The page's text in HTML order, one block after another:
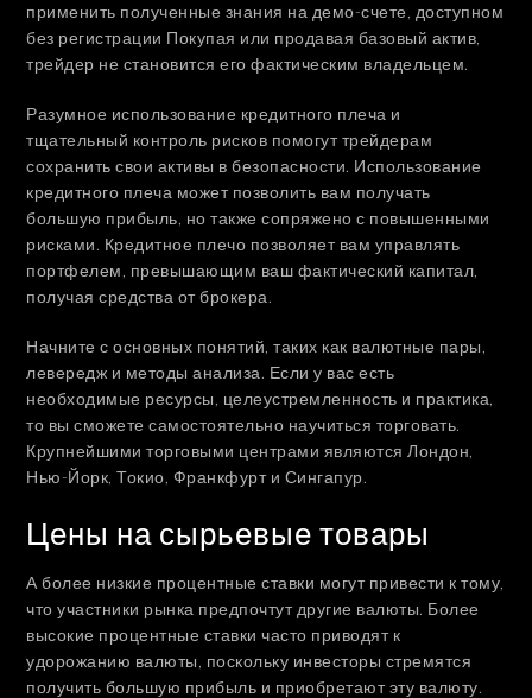
применить полученные знания на демо-счете, доступном
без регистрации Покупая или продавая базовый актив,
трейдер не становится его фактическим владельцем.
Разумное использование кредитного плеча и
тщательный контроль рисков помогут трейдерам
сохранить свои активы в безопасности. Использование
кредитного плеча может позволить вам получать
большую прибыль, но также сопряжено с повышенными
рисками. Кредитное плечо позволяет вам управлять
портфелем, превышающим ваш фактический капитал,
получая средства от брокера.
Начните с основных понятий, таких как валютные пары,
левередж и методы анализа. Если у вас есть
необходимые ресурсы, целеустремленность и практика,
то вы сможете самостоятельно научиться торговать.
Крупнейшими торговыми центрами являются Лондон,
Нью-Йорк, Токио, Франкфурт и Сингапур.
Цены на сырьевые товары
А более низкие процентные ставки могут привести к тому,
что участники рынка предпочтут другие валюты. Более
высокие процентные ставки часто приводят к
удорожанию валюты, поскольку инвесторы стремятся
получить большую прибыль и приобретают эту валюту.